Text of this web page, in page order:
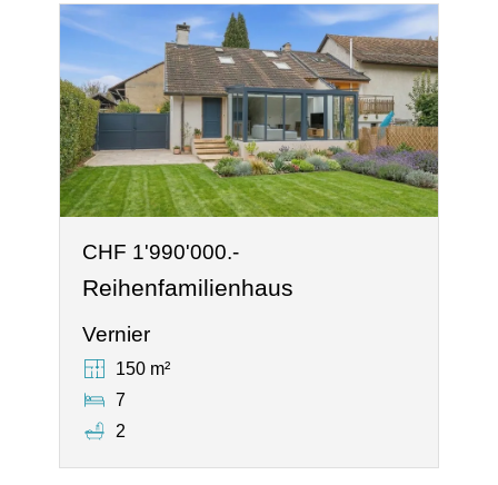
CHF 1'990'000.-
Reihenfamilienhaus
Vernier
150 m²
7
2